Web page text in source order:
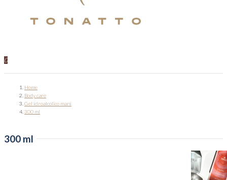
0
Home
Body care
Gel idroalcolico mani
300 ml
300 ml